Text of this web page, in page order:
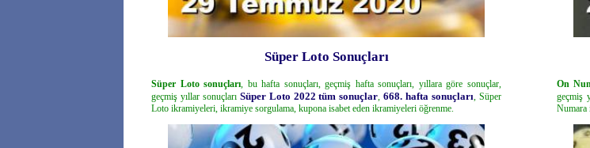
Süper Loto Sonuçları
Süper Loto sonuçları, bu hafta sonuçları, geçmiş hafta sonuçları, yıllara göre sonuçlar,
geçmiş yıllar sonuçları Süper Loto 2022 tüm sonuçlar,668. hafta sonuçları, Süper
Loto ikramiyeleri, ikramiye sorgulama, kupona isabet eden ikramiyeleri öğrenme.
On
geçmiş
Numara